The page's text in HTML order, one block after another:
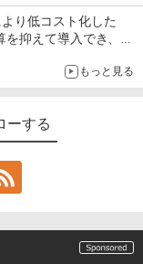
り低コスト化した
抑えて導入でき、
もっと見る
ーする